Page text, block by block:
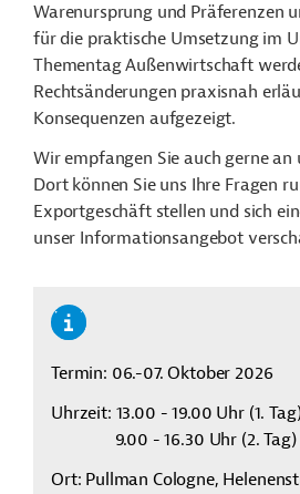
Warenursprung und Präferenzen
für die praktische Umsetzung im
Thementag Außenwirtschaft
Rechtsänderungen praxisnah
Konsequenzen aufgezeigt.
Wir empfangen Sie auch gerne an
Dort können Sie uns Ihre Fragen
Exportgeschäft stellen und sich
unser Informationsangebot
Termin: 06.-07. Oktober 2026
Uhrzeit: 13.00 - 19.00 Uhr (1.
9.00 - 16.30 Uhr (2. Tag)
Ort: Pullman Cologne,